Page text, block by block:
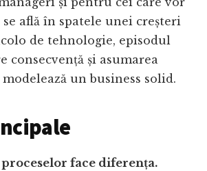
se află în spatele unei creșteri
de tehnologie, episodul
consecvență și asumarea
un business solid.
face diferența.